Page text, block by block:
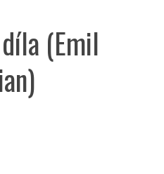
(Emil